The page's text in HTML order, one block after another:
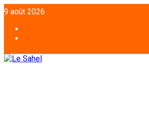
9 août 2026